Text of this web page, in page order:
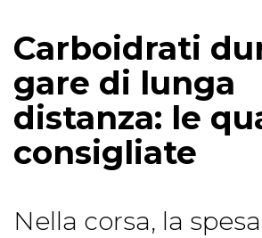
Carboidrati
gare di lunga
distanza: le
consigliate
Nella corsa, la spesa